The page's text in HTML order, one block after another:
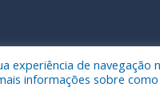
a Prefeitura Municipal de
experiência de
informações sobre